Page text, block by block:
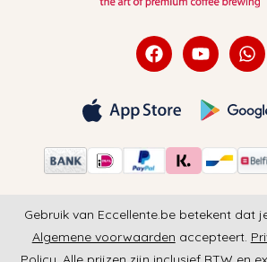
Gebruik van Eccellente.be betekent dat
Algemene voorwaarden accepteert.